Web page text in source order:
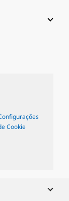
Cookie